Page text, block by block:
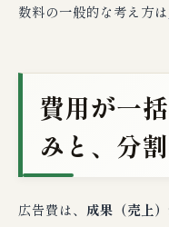
数料の一般的な考え方は
費用が一
みと、分
広告費は、 成果（売上